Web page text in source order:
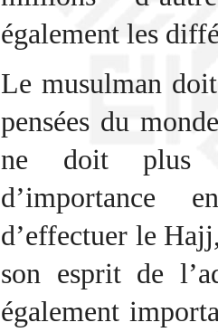
également les
Le musulman
pensées du
ne doit plus
d’importance
d’effectuer le
son esprit de
également